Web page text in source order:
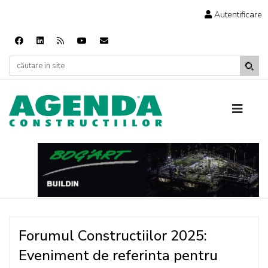
Autentificare
Forumul Constructiilor 2025:
Eveniment de referinta pentru